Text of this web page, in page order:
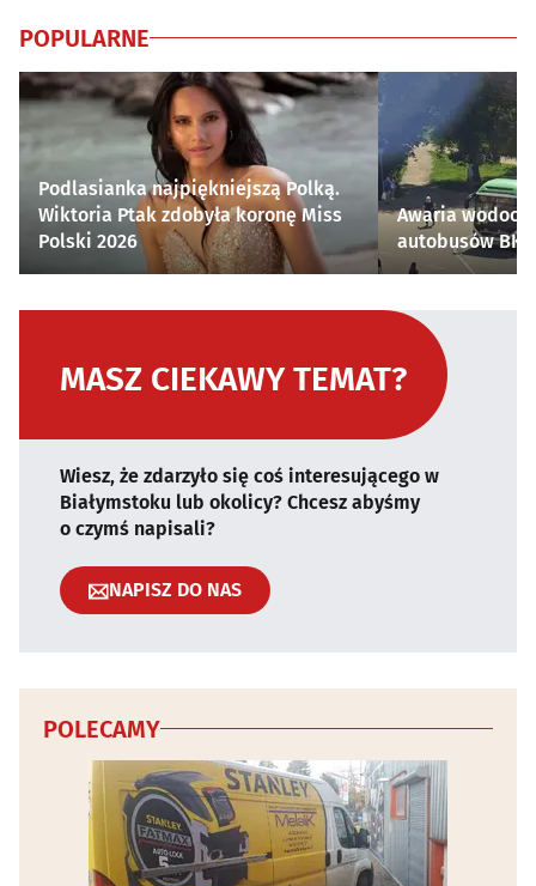
POPULARNE
Podlasianka najpiękniejszą Polką.
Wiktoria Ptak zdobyła koronę Miss
Polski 2026
Awaria
autobusów
MASZ CIEKAWY TEMAT?
Wiesz, że zdarzyło się coś interesującego w
Białymstoku lub okolicy? Chcesz abyśmy
o czymś napisali?
NAPISZ DO NAS
POLECAMY